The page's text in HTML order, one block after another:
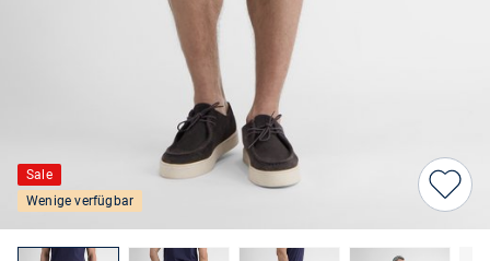
Sale
Wenige verfügbar